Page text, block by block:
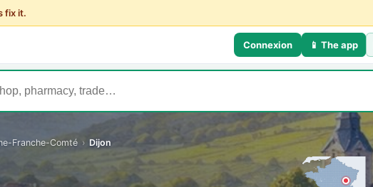
fix it.
Connexion 📱 The app
Franche-Comté › Dijon